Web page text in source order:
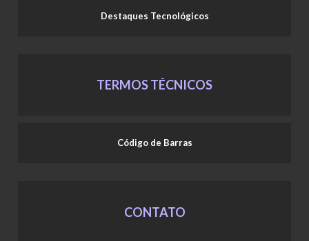
Destaques Tecnológicos
TERMOS TÉCNICOS
Código de Barras
CONTATO